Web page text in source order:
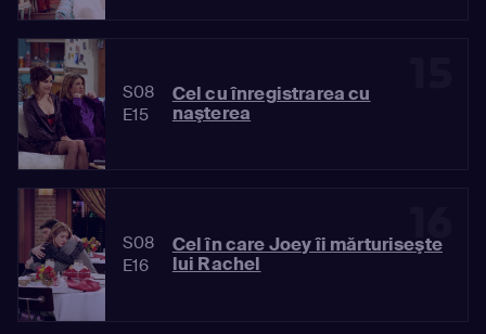
S08
E15
Cel cu înregistrarea cu
naşterea
16
S08
E16
Cel în care Joey îi mărturiseşte
lui Rachel